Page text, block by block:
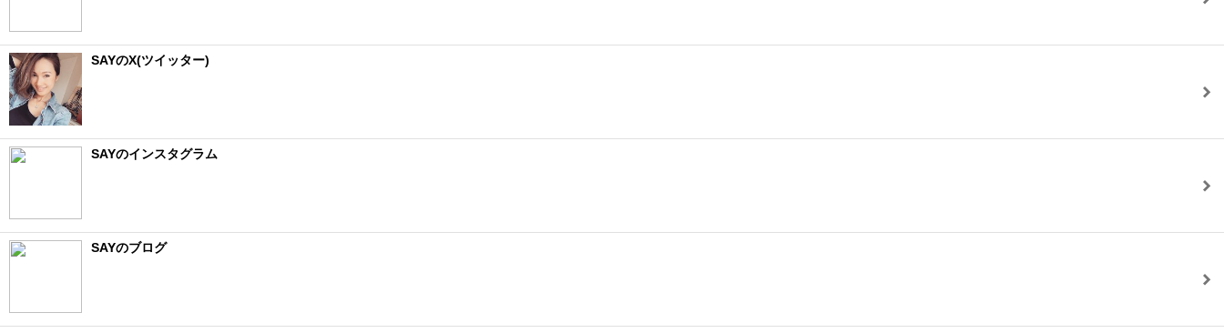
SAYのX(ツイッター)
SAYのインスタグラム
SAYのブログ